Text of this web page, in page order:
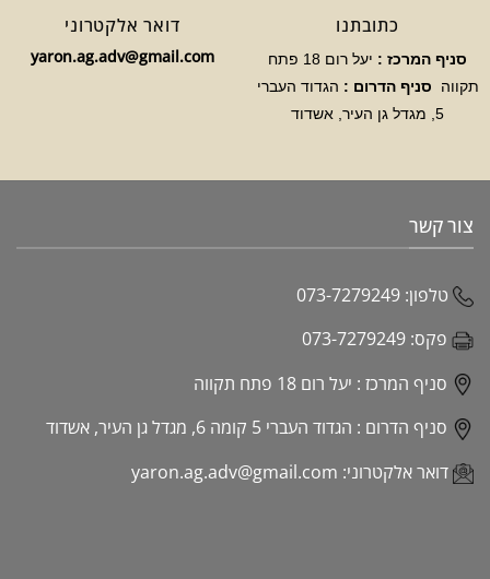
כתובתנו
סניף המרכז :
יעל רום 18 פתח
תקווה
סניף הדרום : הגדוד העברי
5, מגדל גן העיר, אשדוד
דואר אלקטרוני
yaron.ag.adv@gmail.com
צור קשר
טלפון: 073-7279249
פקס: 073-7279249
סניף המרכז : יעל רום 18 פתח תקווה
סניף הדרום : הגדוד העברי 5 קומה 6, מגדל גן העיר, אשדוד
דואר אלקטרוני: yaron.ag.adv@gmail.com